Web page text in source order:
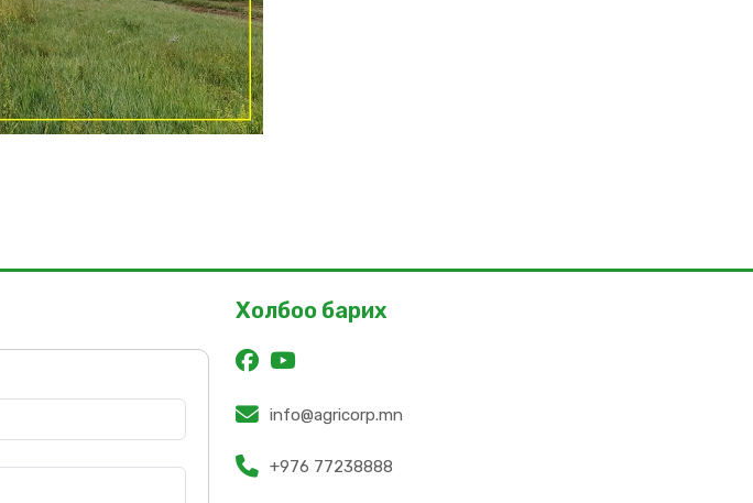
Холбоо барих
info@agricorp.mn
+976 77238888